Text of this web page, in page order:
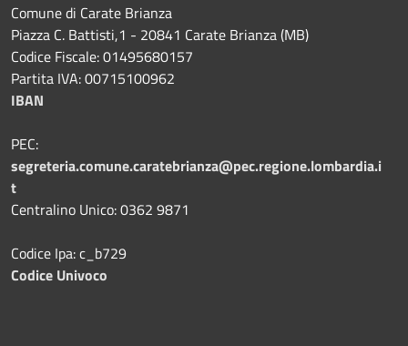
Comune di Carate Brianza
Piazza C. Battisti,1 - 20841 Carate Brianza (MB)
Codice Fiscale: 01495680157
Partita IVA: 00715100962
IBAN
PEC:
segreteria.comune.caratebrianza@pec.regione.lombardia.i
t
Centralino Unico: 0362 9871
Codice Ipa: c_b729
Codice Univoco